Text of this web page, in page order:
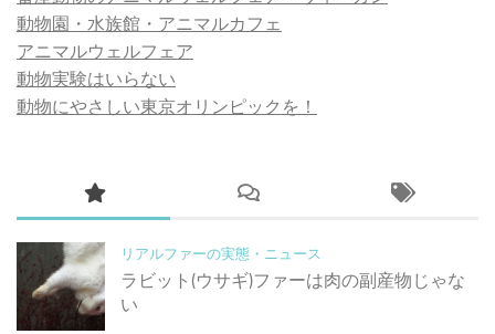
動物園・水族館・アニマルカフェ
アニマルウェルフェア
動物実験はいらない
動物にやさしい東京オリンピックを！
リアルファーの実態・ニュース
ラビット(ウサギ)ファーは肉の副産物じゃな
い